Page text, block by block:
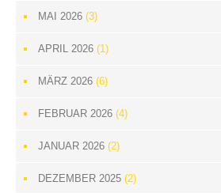
MAI 2026 (3)
APRIL 2026 (1)
MÄRZ 2026 (6)
FEBRUAR 2026 (4)
JANUAR 2026 (2)
DEZEMBER 2025 (2)